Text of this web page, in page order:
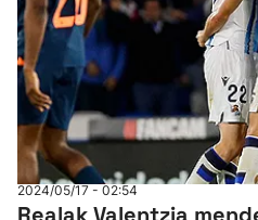
2024/05/17 - 02:54